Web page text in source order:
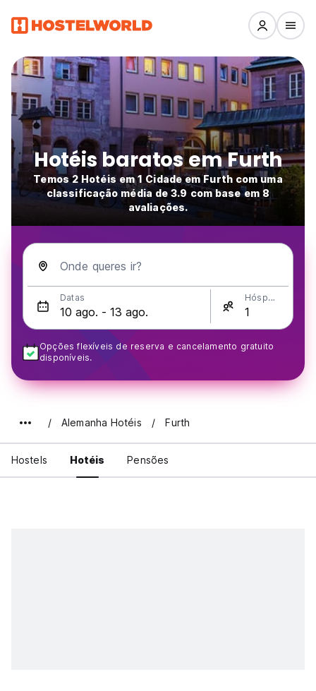
Hotéis baratos em Furth
Temos 2 Hotéis em 1 Cidade em Furth com uma
classificação média de 3.9 com base em 8
avaliações.
Onde queres ir?
Datas Hóspedes
Opções flexíveis de reserva e cancelamento gratuito
disponíveis.
Alemanha Hotéis Furth
Hostels Hotéis Pensões